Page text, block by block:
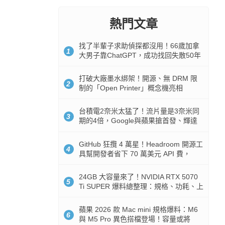
熱門文章
1
找了半輩子求助偵探都沒用！66歲加拿
大男子靠ChatGPT，成功找回失散50年
2
打破大廠墨水綁架！開源、無 DRM 限
制的「Open Printer」概念機亮相
3
台積電2奈米太猛了！流片量是3奈米同
期的4倍，Google與蘋果搶首發、輝達
4
GitHub 狂攬 4 萬星！Headroom 開源工
具幫開發者省下 70 萬美元 API 費，
5
24GB 大容量來了！NVIDIA RTX 5070
Ti SUPER 爆料總整理：規格、功耗、上
6
蘋果 2026 款 Mac mini 規格爆料：M6
與 M5 Pro 異色搭檔登場！容量或將